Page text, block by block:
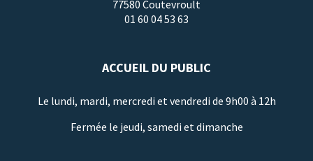
77580 Coutevroult
01 60 04 53 63
ACCUEIL DU PUBLIC
Le lundi, mardi, mercredi et vendredi de 9h00 à 12h
Fermée le jeudi, samedi et dimanche